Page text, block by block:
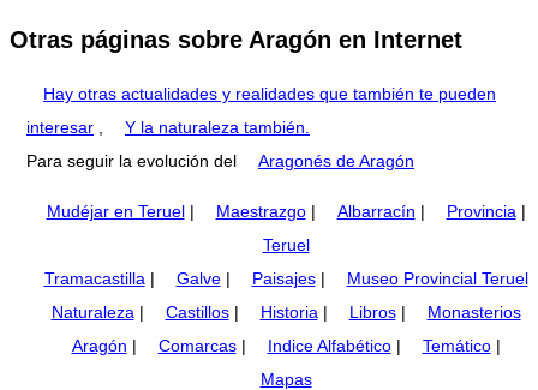
Otras páginas sobre Aragón en Internet
Hay otras actualidades y realidades que también te pueden
interesar
Y la naturaleza también.
Para seguir la evolución del
Aragonés de Aragón
Mudéjar en Teruel| Maestrazgo| Albarracín | Provincia |
Teruel
Tramacastilla | Galve| Paisajes|
Museo Provincial Teruel
Naturaleza | Castillos| Historia | Libros|
Monasterios
Aragón | Comarcas| Indice Alfabético| Temático|
Mapas